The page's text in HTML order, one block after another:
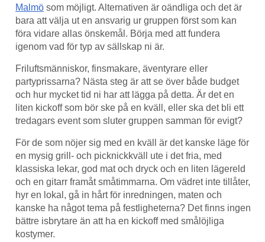
Malmö som möjligt. Alternativen är oändliga och det är
bara att välja ut en ansvarig ur gruppen först som kan
föra vidare allas önskemål. Börja med att fundera
igenom vad för typ av sällskap ni är.
Friluftsmänniskor, finsmakare, äventyrare eller
partyprissarna? Nästa steg är att se över både budget
och hur mycket tid ni har att lägga på detta. Är det en
liten kickoff som bör ske på en kväll, eller ska det bli ett
tredagars event som sluter gruppen samman för evigt?
För de som nöjer sig med en kväll är det kanske läge för
en mysig grill- och picknickkväll ute i det fria, med
klassiska lekar, god mat och dryck och en liten lägereld
och en gitarr framåt småtimmarna. Om vädret inte tillåter,
hyr en lokal, gå in hårt för inredningen, maten och
kanske ha något tema på festligheterna? Det finns ingen
bättre isbrytare än att ha en kickoff med smålöjliga
kostymer.